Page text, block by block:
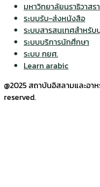
มหาวิทยาลัยนราธิวาส
ระบบรับ-ส่งหนังสือ
ระบบสารสนเทศสำหรั
ระบบบริการนักศึกษา
ระบบ กยศ.
Learn arabic
@2025 สถาบันอิสลามและอ
reserved.